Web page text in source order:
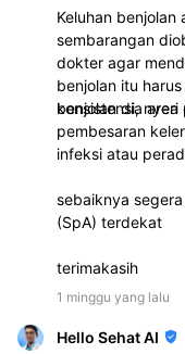
Keluhan
sembarangan
dokter agar
benjolan itu
konsistensi,
benjolan dia
pembesaran
infeksi atau
sebaiknya
(SpA) terdekat
terimakasih
1 minggu yang lalu
Hello Sehat AI